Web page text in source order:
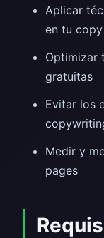
Aplicar
en tu copy
Optimizar
gratuitas
Evitar los
Medir y
pages